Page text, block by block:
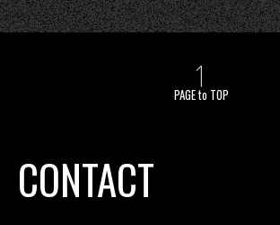
PAGE to TOP
CONTACT